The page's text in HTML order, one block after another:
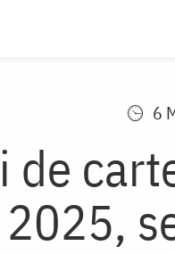
6
de
2025,